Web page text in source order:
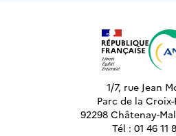
1/7, rue Jean
Parc de la
92298 Châtenay-
Tél : 01 46 11